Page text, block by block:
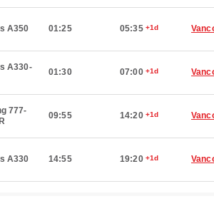
A350 01:25 05:35 +1d
A330-
01:30 07:00 +1d
777-
09:55 14:20 +1d
A330 14:55 19:20 +1d